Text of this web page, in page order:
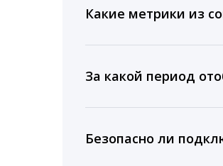
Какие метрики из
время для публикации,
За какой период
подключении тарифа
5 лет.
Безопасно ли